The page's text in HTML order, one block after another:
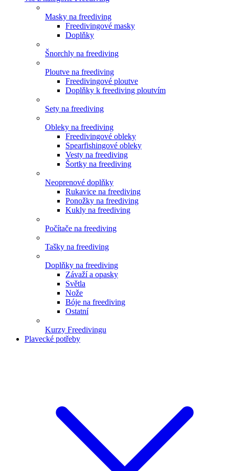
Masky na freediving
Freedivingové masky
Doplňky
Šnorchly na freediving
Ploutve na freediving
Freedivingové ploutve
Doplňky k freediving ploutvím
Sety na freediving
Obleky na freediving
Freedivingové obleky
Spearfishingové obleky
Vesty na freediving
Šortky na freediving
Neoprenové doplňky
Rukavice na freediving
Ponožky na freediving
Kukly na freediving
Počítače na freediving
Tašky na freediving
Doplňky na freediving
Závaží a opasky
Světla
Nože
Bóje na freediving
Ostatní
Kurzy Freedivingu
Plavecké potřeby